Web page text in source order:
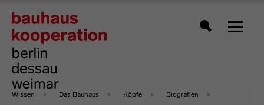
Zeigt
Wissen Das Bauhaus Köpfe Biografien